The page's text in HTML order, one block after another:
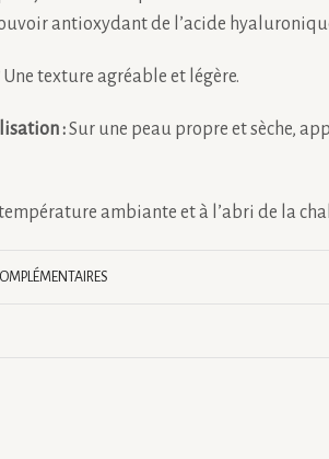
antioxydant de l’acide
Une texture agréable et légère.
:Sur une peau propre et sèche,
ambiante et à l’abri de la